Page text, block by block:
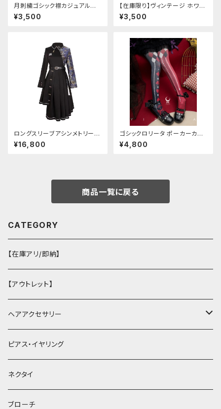
月刺繍ゴシック襟カジュアルブラ
ウス(長袖)
¥3,500
【在庫限り】ヴィンテージ ホワイ
トタイガー チョンサム ショートス
リーブ
¥3,500
ロングスリーブアシンメトリーチ
ャイナドレス
¥16,800
ゴシックロリータ ポーカーカー
ド柄 プリントタイツ
¥4,800
商品一覧に戻る
CATEGORY
【在庫アリ/即納】
【アウトレット】
ヘアアクセサリー
ヘアクリップ
ヘッドドレス・カチューシャ
ヘアゴム
ピアス・イヤリング
ネクタイ
ブローチ